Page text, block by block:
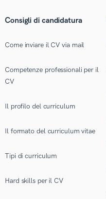
Consigli di candidatura
Come inviare il CV via mail
Competenze professionali per il
CV
Il profilo del curriculum
Il formato del curriculum vitae
Tipi di curriculum
Hard skills per il CV